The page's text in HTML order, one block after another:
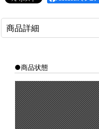
商品詳細
●商品状態